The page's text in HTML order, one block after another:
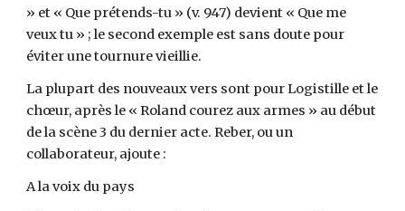
» et « Que prétends-tu » (v. 947) devient « Que me
veux tu » ; le second exemple est sans doute pour
éviter une tournure vieillie.
La plupart des nouveaux vers sont pour Logistille et le
chœur, après le « Roland courez aux armes » au début
de la scène 3 du dernier acte. Reber, ou un
collaborateur, ajoute :
A la voix du pays